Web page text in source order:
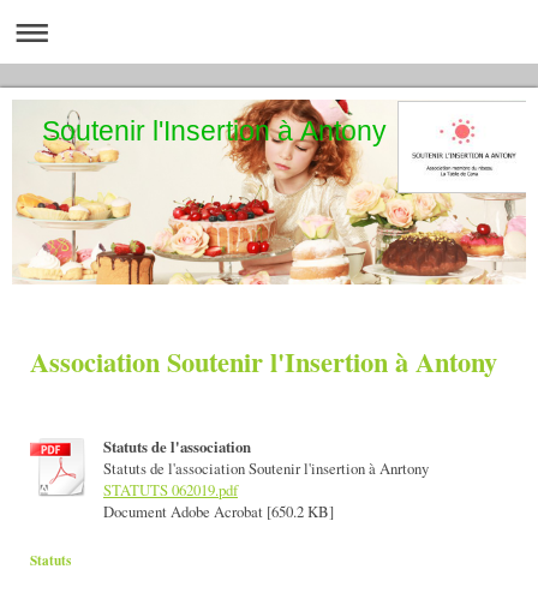
Soutenir l'Insertion à Antony
Association Soutenir l'Insertion à Antony
Statuts de l'association
Statuts de l'association Soutenir l'insertion à Anrtony
STATUTS 062019.pdf
Document Adobe Acrobat [650.2 KB]
Statuts